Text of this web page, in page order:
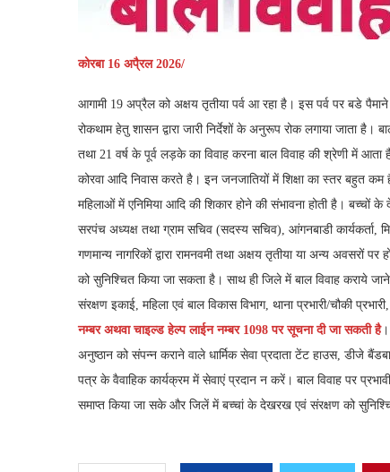
कोरबा 16 अपै्रल 2026/
आगामी 19 अप्रैल को अक्षय तृतीया पर्व आ रहा है। इस पर्व पर बडे
रोकथाम हेतु शासन द्वारा जारी निर्देशों के अनुरूप रोक लगाया जाता
तथा 21 वर्ष के पूर्व लड़के का विवाह करना बाल विवाह की श्रेणी में आता
कोरवा आदि निवास करते है। इन जनजातियों में शिक्षा का स्तर बहुत
महिलाओं में एनिमिया आदि की शिकार होने की संभावना होती है।
सरपंच अध्यक्ष तथा ग्राम सचिव (सदस्य सचिव), आंगनबाडी कार्यकर्ता,
गणमान्य नागरिकों द्वारा रामनवमी तथा अक्षय तृतीया या अन्य अवसरों
को सुनिश्चित किया जा सकता है। साथ ही जिले में बाल विवाह कराये
संरक्षण इकाई, महिला एवं बाल विकास विभाग, थाना प्रभारी/चौकी
नम्बर अथवा चाइल्ड हेल्प लाईन नम्बर 1098 पर सूचना दी जा सकती है।
अनुष्ठान को संपन्न कराने वाले धार्मिक सेवा प्रदाता टेंट हाउस, डीजे
पत्र के वैवाहिक कार्यक्रम में सेवाएं प्रदान न करें। बाल विवाह पर
समाप्त किया जा सके और जिलें में बच्चां के देखरख एवं संरक्षण को